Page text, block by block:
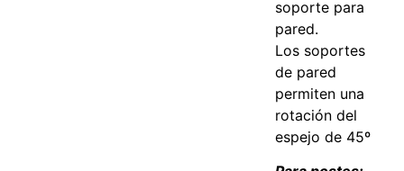
soporte para
pared.
Los soportes
de pared
permiten una
rotación del
espejo de 45º